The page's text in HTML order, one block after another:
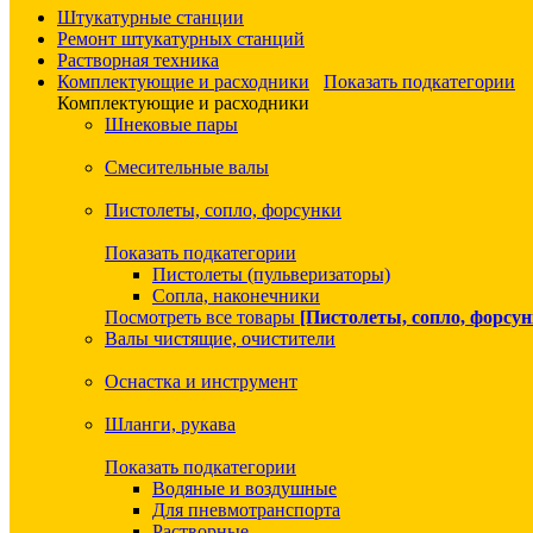
Штукатурные станции
Ремонт штукатурных станций
Растворная техника
Комплектующие и расходники
Показать подкатегории
Комплектующие и расходники
Шнековые пары
Смесительные валы
Пистолеты, сопло, форсунки
Показать подкатегории
Пистолеты (пульверизаторы)
Сопла, наконечники
Посмотреть все товары [Пистолеты, сопло,
Валы чистящие, очистители
Оснастка и инструмент
Шланги, рукава
Показать подкатегории
Водяные и воздушные
Для пневмотранспорта